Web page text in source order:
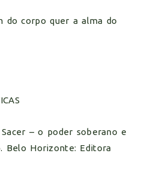
do corpo quer a alma do
Sacer – o poder soberano e
Belo Horizonte: Editora